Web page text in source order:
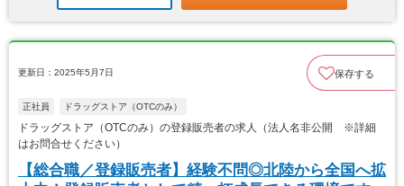
更新日：2025年5月7日 保存する
正社員 ドラッグストア（OTCのみ）
ドラッグストア（OTCのみ）の登録販売者の求人（法人名非公開 ※詳細
はお問合せください）
【総合職／登録販売者】経験不問◎北陸から全国へ拡